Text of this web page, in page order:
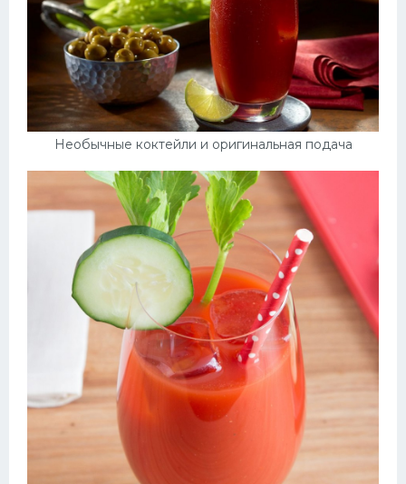
Необычные коктейли и оригинальная подача